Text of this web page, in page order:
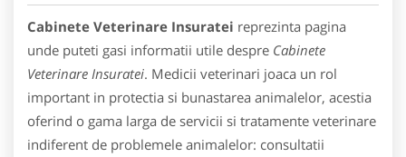
Cabinete Veterinare Insuratei reprezinta pagina
unde puteti gasi informatii utile despre Cabinete
Veterinare Insuratei. Medicii veterinari joaca un rol
important in protectia si bunastarea animalelor, acestia
oferind o gama larga de servicii si tratamente veterinare
indiferent de problemele animalelor: consultatii